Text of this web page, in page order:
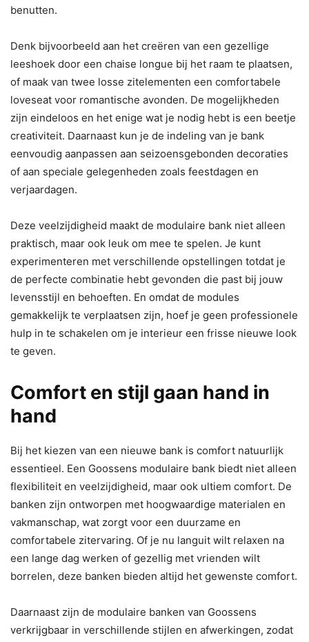
benutten.
Denk bijvoorbeeld aan het creëren van een gezellige
leeshoek door een chaise longue bij het raam te plaatsen,
of maak van twee losse zitelementen een comfortabele
loveseat voor romantische avonden. De mogelijkheden
zijn eindeloos en het enige wat je nodig hebt is een beetje
creativiteit. Daarnaast kun je de indeling van je bank
eenvoudig aanpassen aan seizoensgebonden decoraties
of aan speciale gelegenheden zoals feestdagen en
verjaardagen.
Deze veelzijdigheid maakt de modulaire bank niet alleen
praktisch, maar ook leuk om mee te spelen. Je kunt
experimenteren met verschillende opstellingen totdat je
de perfecte combinatie hebt gevonden die past bij jouw
levensstijl en behoeften. En omdat de modules
gemakkelijk te verplaatsen zijn, hoef je geen professionele
hulp in te schakelen om je interieur een frisse nieuwe look
te geven.
Comfort en stijl gaan hand in
hand
Bij het kiezen van een nieuwe bank is comfort natuurlijk
essentieel. Een Goossens modulaire bank biedt niet alleen
flexibiliteit en veelzijdigheid, maar ook ultiem comfort. De
banken zijn ontworpen met hoogwaardige materialen en
vakmanschap, wat zorgt voor een duurzame en
comfortabele zitervaring. Of je nu languit wilt relaxen na
een lange dag werken of gezellig met vrienden wilt
borrelen, deze banken bieden altijd het gewenste comfort.
Daarnaast zijn de modulaire banken van Goossens
verkrijgbaar in verschillende stijlen en afwerkingen, zodat